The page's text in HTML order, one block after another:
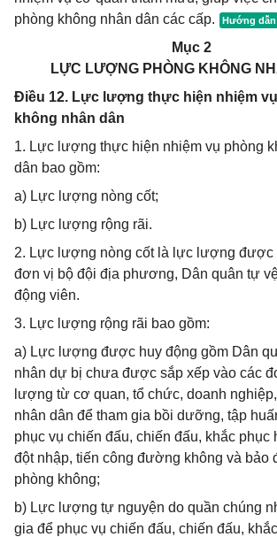
phòng không nhân dân các cấp.
Mục 2
LỰC LƯỢNG PHÒNG KHÔNG
Điều 12. Lực lượng thực hiện nhiệm
không nhân dân
1. Lực lượng thực hiện nhiệm vụ phòng
dân bao gồm:
a) Lực lượng nòng cốt;
b) Lực lượng rộng rãi.
2. Lực lượng nòng cốt là lực lượng được
đơn vị bộ đội địa phương, Dân quân tự
động viên.
3. Lực lượng rộng rãi bao gồm:
a) Lực lượng được huy động gồm Dân
nhân dự bị chưa được sắp xếp vào các
lượng từ cơ quan, tổ chức, doanh
nhân dân để tham gia bồi dưỡng, tập
phục vụ chiến đấu, chiến đấu, khắc phục
đột nhập, tiến công đường không và bảo
phòng không;
b) Lực lượng tự nguyện do quần chúng
gia để phục vụ chiến đấu, chiến đấu,